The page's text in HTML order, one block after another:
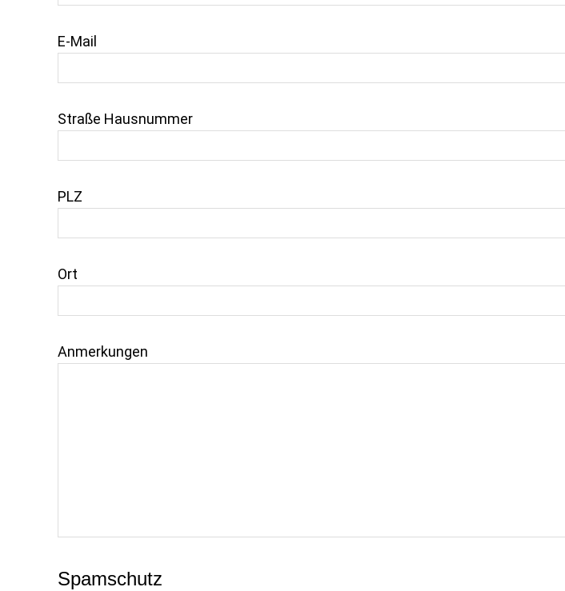
E-Mail
Straße Hausnummer
PLZ
Ort
Anmerkungen
Spamschutz